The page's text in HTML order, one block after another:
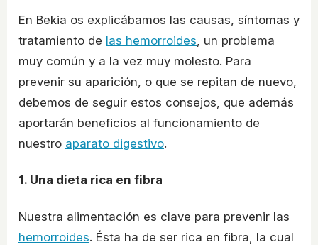
En Bekia os explicábamos las causas, síntomas y
tratamiento de las hemorroides , un problema
muy común y a la vez muy molesto. Para
prevenir su aparición, o que se repitan de nuevo,
debemos de seguir estos consejos, que además
aportarán beneficios al funcionamiento de
nuestro aparato digestivo.
1. Una dieta rica en fibra
Nuestra alimentación es clave para prevenir las
hemorroides. Ésta ha de ser rica en fibra, la cual